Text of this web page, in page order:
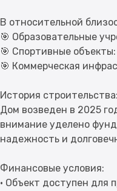
В относительной
🎯 Образовательные
🎯 Спортивные
🎯 Коммерческая
История строительства:
Дом возведен в 2025
внимание уделено
надежность и
Финансовые условия:
• Объект доступен для